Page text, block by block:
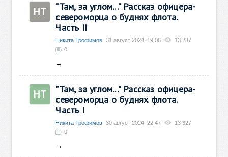
НТ
"Там, за углом..." Рассказ офицера-
североморца о буднях флота.
Часть II
Никита Трофимов 31 август 2024, 19:08
13 237
0
→
НТ
"Там, за углом..." Рассказ офицера-
североморца о буднях флота.
Часть I
Никита Трофимов 30 август 2024, 22:47
13 327
0
→